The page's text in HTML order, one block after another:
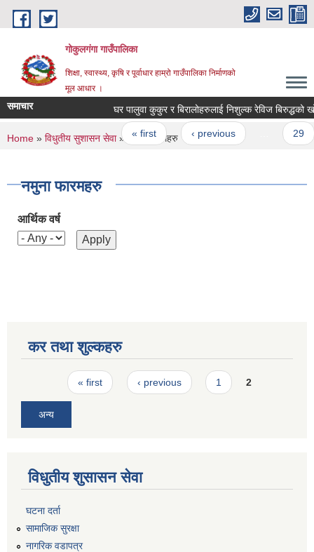
Skip to main content
गोकुलगंगा गाउँपालिका
शिक्षा, स्वास्थ्य, कृषि र पूर्वाधार हाम्रो गाउँपालिका निर्माणको
मूल आधार ।
समाचार घर पालुवा कुकुर र बिरालोहरुलाई निशुल्क रेविज बिरुद्धको
Pages
« first ‹ previous 29
You are here
Home » विधुतीय सुशासन सेवा» नमुना फारमहरु
नमुना फारमहरु
आर्थिक वर्ष
कर तथा शुल्कहरु
Pages« first ‹ previous 1 2
अन्य
विधुतीय शुसासन सेवा
घटना दर्ता
सामाजिक सुरक्षा
नागरिक वडापत्र